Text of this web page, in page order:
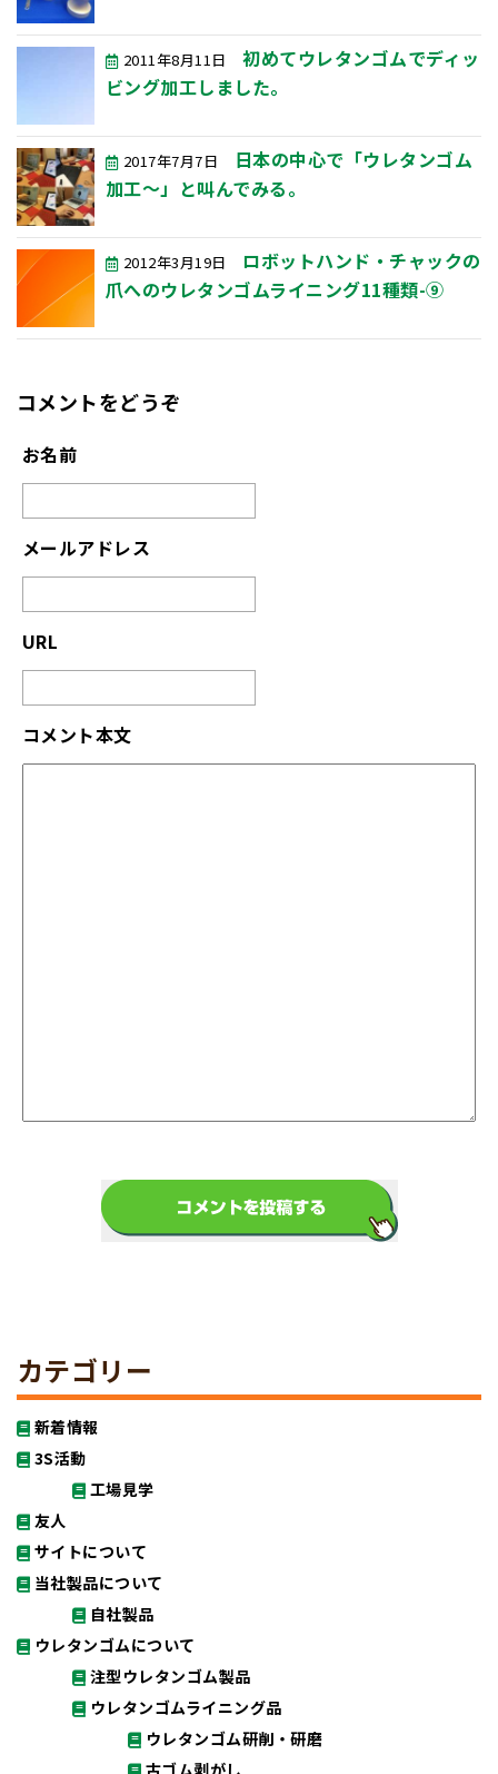
2011年8月11日
初めてウレタンゴムでディッ
ビング加工しました。
2017年7月7日
日本の中心で「ウレタンゴム
加工～」と叫んでみる。
2012年3月19日
ロボットハンド・チャックの
爪へのウレタンゴムライニング11種類-⑨
コメントをどうぞ
お名前
メールアドレス
URL
コメント本文
カテゴリー
新着情報
3S活動
工場見学
友人
サイトについて
当社製品について
自社製品
ウレタンゴムについて
注型ウレタンゴム製品
ウレタンゴムライニング品
ウレタンゴム研削・研磨
古ゴム剥がし